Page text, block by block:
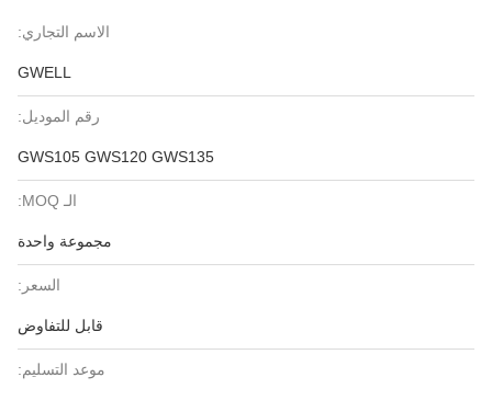
الاسم التجاري:
GWELL
رقم الموديل:
GWS105 GWS120 GWS135
الـ MOQ:
مجموعة واحدة
السعر:
قابل للتفاوض
موعد التسليم: